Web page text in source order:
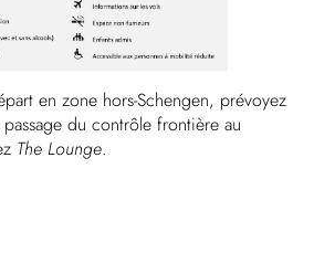
en zone hors-Schengen, prévoyez
du contrôle frontière au
The Lounge.